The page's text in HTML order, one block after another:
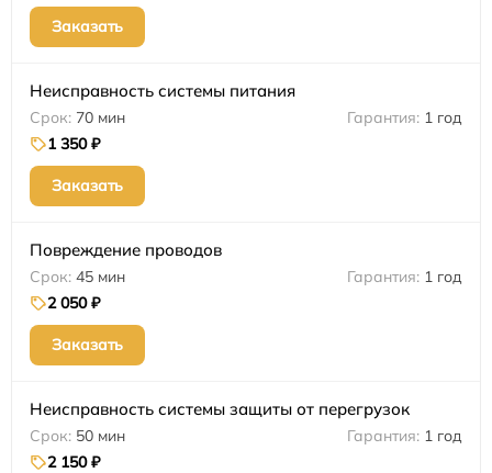
Заказать
Неисправность системы питания
70 мин
1 год
1 350 ₽
Заказать
Повреждение проводов
45 мин
1 год
2 050 ₽
Заказать
Неисправность системы защиты от перегрузок
50 мин
1 год
2 150 ₽